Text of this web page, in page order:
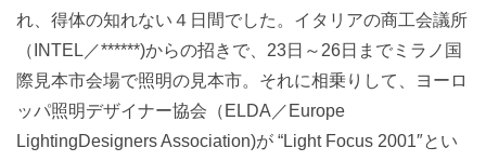
れ、得体の知れない４日間でした。イタリアの商工会議所
（INTEL／******)からの招きで、23日～26日までミラノ国
際見本市会場で照明の見本市。それに相乗りして、ヨーロ
ッパ照明デザイナー協会（ELDA／Europe
LightingDesigners Association)が “Light Focus 2001″とい